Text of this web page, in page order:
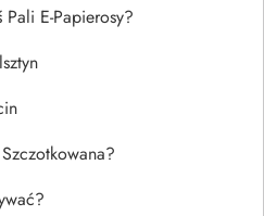
E-Papierosy?